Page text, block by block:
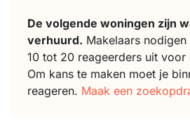
De volgende woningen zijn
verhuurd. Makelaars
10 tot 20 reageerders uit voor
Om kans te maken moet je
reageren. Maak een